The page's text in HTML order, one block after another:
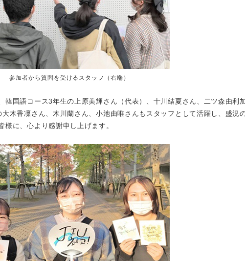
参加者から質問を受けるスタッフ（右端）
韓国語コース3年生の上原美輝さん（代表）、十川結夏さん、二ツ森由利
木香凜さん、木川蘭さん、小池由唯さんもスタッフとして活躍し、盛況
に、心より感謝申し上げます。